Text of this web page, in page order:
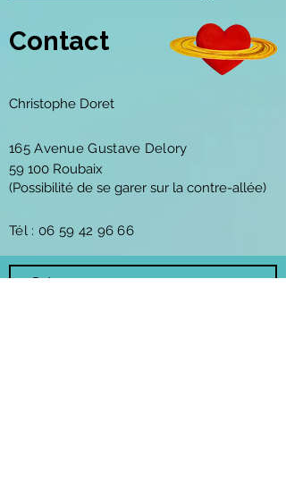
Contact
Christophe Doret
165 Avenue Gustave Delory
59 100 Roubaix
(Possibilité de se garer sur la contre-allée)
Tél : 06 59 42 96 66